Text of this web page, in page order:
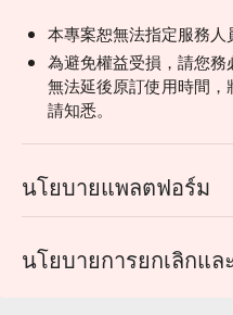
本專案恕無法指定服務人
為避免權益受損，請您
無法延後原訂使用時間
請知悉。
นโยบายแพลตฟอร์ม
นโยบายการยกเลิกแล